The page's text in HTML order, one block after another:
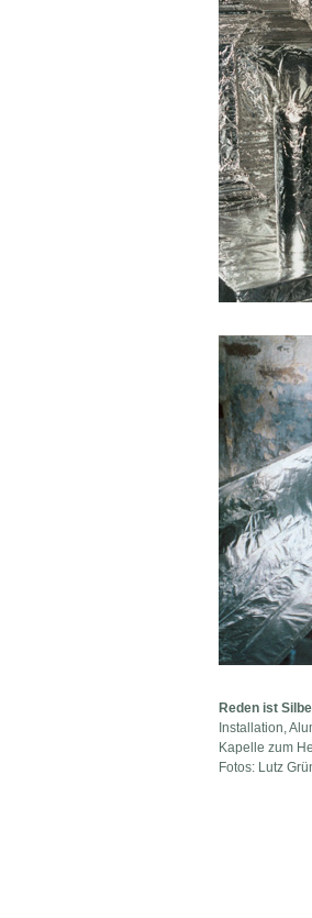
Reden ist
Installation,
Kapelle zum
Fotos: Lutz